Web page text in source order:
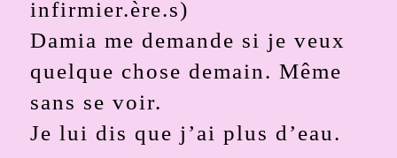
infirmier.ère.s)
Damia me demande si je veux
quelque chose demain. Même
sans se voir.
Je lui dis que j’ai plus d’eau.